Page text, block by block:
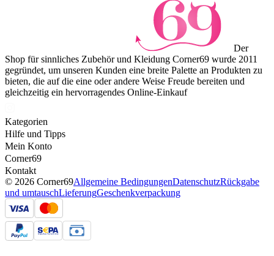
Der
Shop für sinnliches Zubehör und Kleidung Corner69 wurde 2011
gegründet, um unseren Kunden eine breite Palette an Produkten zu
bieten, die auf die eine oder andere Weise Freude bereiten und
gleichzeitig ein hervorragendes Online-Einkauf
Kategorien
Hilfe und Tipps
Mein Konto
Corner69
Kontakt
© 2026 Corner69Allgemeine BedingungenDatenschutzRückgabe
und umtauschLieferungGeschenkverpackung